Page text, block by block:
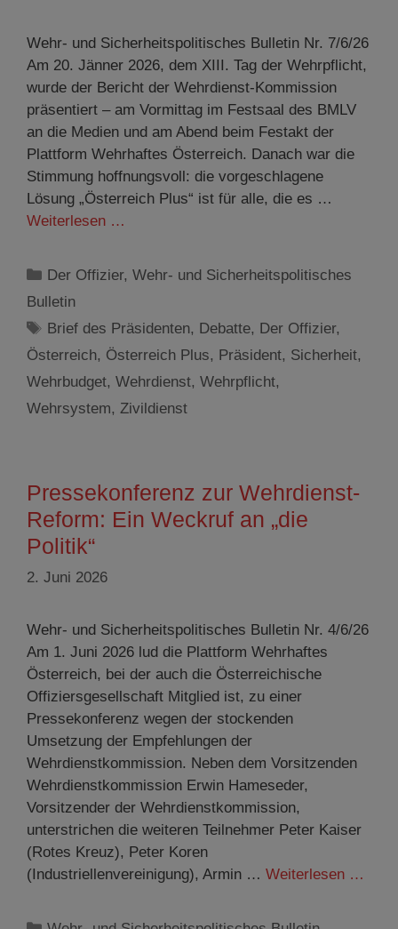
Wehr- und Sicherheitspolitisches Bulletin Nr. 7/6/26
Am 20. Jänner 2026, dem XIII. Tag der Wehrpflicht,
wurde der Bericht der Wehrdienst-Kommission
präsentiert – am Vormittag im Festsaal des BMLV
an die Medien und am Abend beim Festakt der
Plattform Wehrhaftes Österreich. Danach war die
Stimmung hoffnungsvoll: die vorgeschlagene
Lösung „Österreich Plus“ ist für alle, die es …
Weiterlesen …
Kategorien
Der Offizier,Wehr- und Sicherheitspolitisches
Bulletin
Schlagwörter
Brief des Präsidenten, Debatte, Der Offizier,
Österreich, Österreich Plus, Präsident, Sicherheit,
Wehrbudget, Wehrdienst, Wehrpflicht,
Wehrsystem, Zivildienst
Pressekonferenz zur Wehrdienst-
Reform: Ein Weckruf an „die
Politik“
2. Juni 2026
Wehr- und Sicherheitspolitisches Bulletin Nr. 4/6/26
Am 1. Juni 2026 lud die Plattform Wehrhaftes
Österreich, bei der auch die Österreichische
Offiziersgesellschaft Mitglied ist, zu einer
Pressekonferenz wegen der stockenden
Umsetzung der Empfehlungen der
Wehrdienstkommission. Neben dem Vorsitzenden
Wehrdienstkommission Erwin Hameseder,
Vorsitzender der Wehrdienstkommission,
unterstrichen die weiteren Teilnehmer Peter Kaiser
(Rotes Kreuz), Peter Koren
(Industriellenvereinigung), Armin … Weiterlesen …